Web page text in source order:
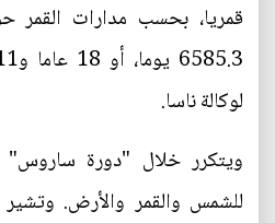
قمريا، بحسب مدارات القمر
لوكالة ناسا.
ويتكرر خلال "دورة ساروس"
للشمس والقمر والأرض.